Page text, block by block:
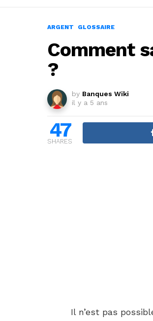
ARGENT GLOSSAIRE
Comment
?
by Banques Wiki
il y a 5 ans
47
SHARES
Il n’est pas